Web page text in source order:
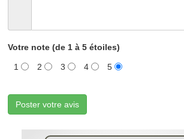
Votre note (de 1 à 5 étoiles)
1 2 3 4 5
Poster votre avis